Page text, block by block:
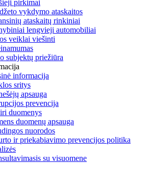
pirkimai
vykdymo ataskaitos
ataskaitų rinkiniai
lengvieji automobiliai
veiklai viešinti
subjektų priežiūra
informacija
sritys
apsauga
prevencija
duomenys
duomenų apsauga
nuorodos
ir priekabiavimo prevencijos politika
su visuomene